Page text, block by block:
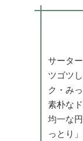
サータ
ツゴツ
ク・み
素朴な
均一な
っとり